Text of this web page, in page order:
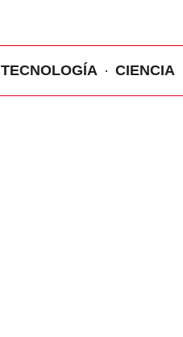
TECNOLOGÍA CIENCIA